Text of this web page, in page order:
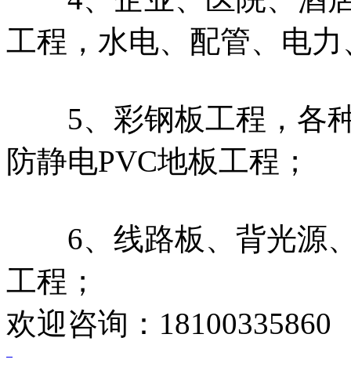
工程，水电、配管、电
5、彩钢板工程，各种
防静电PVC地板工程；
6、线路板、背光源、
工程；
欢迎咨询：18100335860